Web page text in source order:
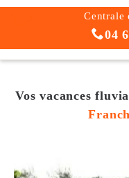
Centrale
04
Vos vacances